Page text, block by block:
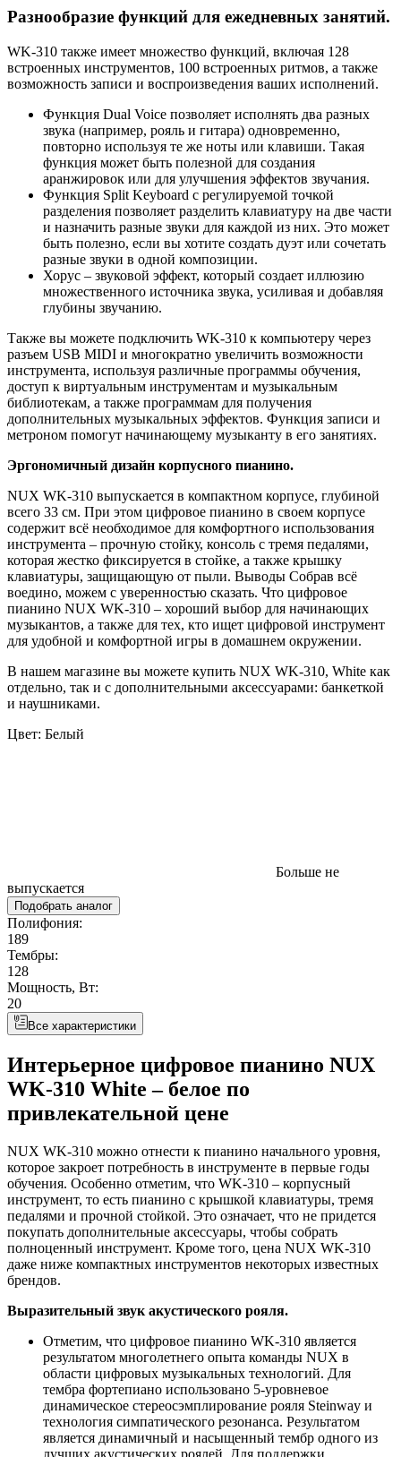
Разнообразие функций для ежедневных занятий.
WK-310 также имеет множество функций, включая 128
встроенных инструментов, 100 встроенных ритмов, а также
возможность записи и воспроизведения ваших исполнений.
Функция Dual Voice позволяет исполнять два разных
звука (например, рояль и гитара) одновременно,
повторно используя те же ноты или клавиши. Такая
функция может быть полезной для создания
аранжировок или для улучшения эффектов звучания.
Функция Split Keyboard с регулируемой точкой
разделения позволяет разделить клавиатуру на две части
и назначить разные звуки для каждой из них. Это может
быть полезно, если вы хотите создать дуэт или сочетать
разные звуки в одной композиции.
Хорус – звуковой эффект, который создает иллюзию
множественного источника звука, усиливая и добавляя
глубины звучанию.
Также вы можете подключить WK-310 к компьютеру через
разъем USB MIDI и многократно увеличить возможности
инструмента, используя различные программы обучения,
доступ к виртуальным инструментам и музыкальным
библиотекам, а также программам для получения
дополнительных музыкальных эффектов. Функция записи и
метроном помогут начинающему музыканту в его занятиях.
Эргономичный дизайн корпусного пианино.
NUX WK-310 выпускается в компактном корпусе, глубиной
всего 33 см. При этом цифровое пианино в своем корпусе
содержит всё необходимое для комфортного использования
инструмента – прочную стойку, консоль с тремя педалями,
которая жестко фиксируется в стойке, а также крышку
клавиатуры, защищающую от пыли. Выводы Собрав всё
воедино, можем с уверенностью сказать. Что цифровое
пианино NUX WK-310 – хороший выбор для начинающих
музыкантов, а также для тех, кто ищет цифровой инструмент
для удобной и комфортной игры в домашнем окружении.
В нашем магазине вы можете купить NUX WK-310, White как
отдельно, так и с дополнительными аксессуарами: банкеткой
и наушниками.
Цвет: Белый
Больше не
выпускается
Подобрать аналог
Полифония:
189
Тембры:
128
Мощность, Вт:
20
Все характеристики
Интерьерное цифровое пианино NUX
WK-310 White – белое по
привлекательной цене
NUX WK-310 можно отнести к пианино начального уровня,
которое закроет потребность в инструменте в первые годы
обучения. Особенно отметим, что WK-310 – корпусный
инструмент, то есть пианино с крышкой клавиатуры, тремя
педалями и прочной стойкой. Это означает, что не придется
покупать дополнительные аксессуары, чтобы собрать
полноценный инструмент. Кроме того, цена NUX WK-310
даже ниже компактных инструментов некоторых известных
брендов.
Выразительный звук акустического рояля.
Отметим, что цифровое пианино WK-310 является
результатом многолетнего опыта команды NUX в
области цифровых музыкальных технологий. Для
тембра фортепиано использовано 5-уровневое
динамическое стереосэмплирование рояля Steinway и
технология симпатического резонанса. Результатом
является динамичный и насыщенный тембр одного из
лучших акустических роялей. Для поддержки